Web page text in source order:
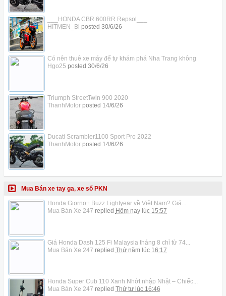
___HONDA CBR 600RR Repsol___
HITMEN_Bi posted 30/6/26
Có nên thuê xe máy để tự khám phá Nha Trang không
Hgo25 posted 30/6/26
Triumph StreetTwin 900 2020
ThanhMotorposted 14/6/26
Ducati Scrambler1100 Sport Pro 2022
ThanhMotorposted 14/6/26
Mua Bán xe tay ga, xe số PKN
Honda Giorno+ Buzz Lightyear về Việt Nam? Giá...
Mua Bán Xe 247 replied Hôm nay lúc 15:57
Giá Honda Dash 125 Fi Malaysia tháng 8 chỉ từ 74...
Mua Bán Xe 247 replied Thứ năm lúc 16:17
Honda Super Cub 110 Xanh Nhớt nhập Nhật – Chiếc...
Mua Bán Xe 247 replied Thứ tư lúc 16:46